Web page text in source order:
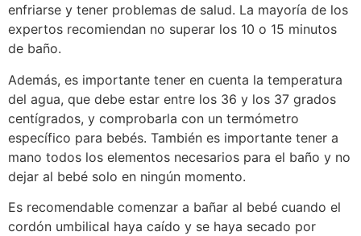
enfriarse y tener problemas de salud. La mayoría de los
expertos recomiendan no superar los 10 o 15 minutos
de baño.
Además, es importante tener en cuenta la temperatura
del agua, que debe estar entre los 36 y los 37 grados
centígrados, y comprobarla con un termómetro
específico para bebés. También es importante tener a
mano todos los elementos necesarios para el baño y no
dejar al bebé solo en ningún momento.
Es recomendable comenzar a bañar al bebé cuando el
cordón umbilical haya caído y se haya secado por